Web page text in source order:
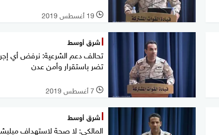
l 19 أغسطس 2019
شرق أوسط
تحالف دعم الشرعية: نرفض أي
تضر باستقرار وأمن عدن
l 7 أغسطس 2019
شرق أوسط
المالكي: لا صحة لاستهداف